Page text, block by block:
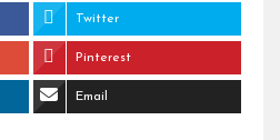
Twitter
Pinterest
Email